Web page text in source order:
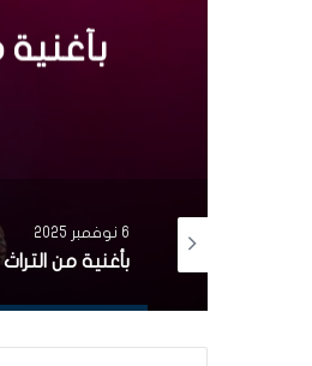
عائدة
4 نوفمبر 2025